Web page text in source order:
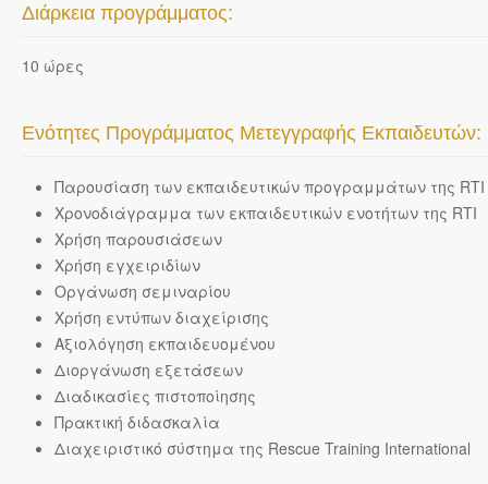
Διάρκεια προγράμματος:
10 ώρες
Ενότητες Προγράμματος Μετεγγραφής Εκπαιδευτών:
Παρουσίαση των εκπαιδευτικών προγραμμάτων της RTI
Χρονοδιάγραμμα των εκπαιδευτικών ενοτήτων της RTI
Χρήση παρουσιάσεων
Χρήση εγχειριδίων
Οργάνωση σεμιναρίου
Χρήση εντύπων διαχείρισης
Αξιολόγηση εκπαιδευομένου
Διοργάνωση εξετάσεων
Διαδικασίες πιστοποίησης
Πρακτική διδασκαλία
Διαχειριστικό σύστημα της Rescue Training International